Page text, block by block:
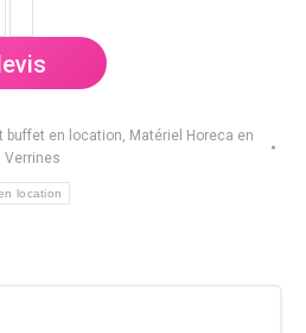
buffet en location, Matériel Horeca en
Verrines
location